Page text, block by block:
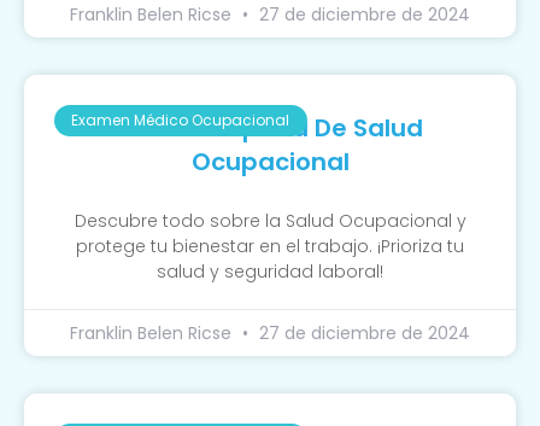
Franklin Belen Ricse 27 de diciembre de 2024
Examen Médico Ocupacional
Guía Completa De Salud
Ocupacional
Descubre todo sobre la Salud Ocupacional y
protege tu bienestar en el trabajo. ¡Prioriza tu
salud y seguridad laboral!
Franklin Belen Ricse 27 de diciembre de 2024